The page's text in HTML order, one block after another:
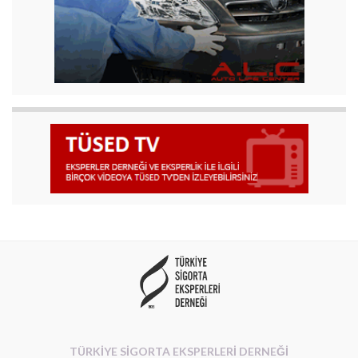
TÜRKİYE SİGORTA EKSPERLERİ DERNEĞİ